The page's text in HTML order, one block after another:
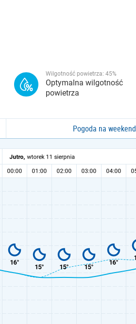
Wilgotność powietrza: 45%
Optymalna wilgotność
powietrza
Pogoda na weekend